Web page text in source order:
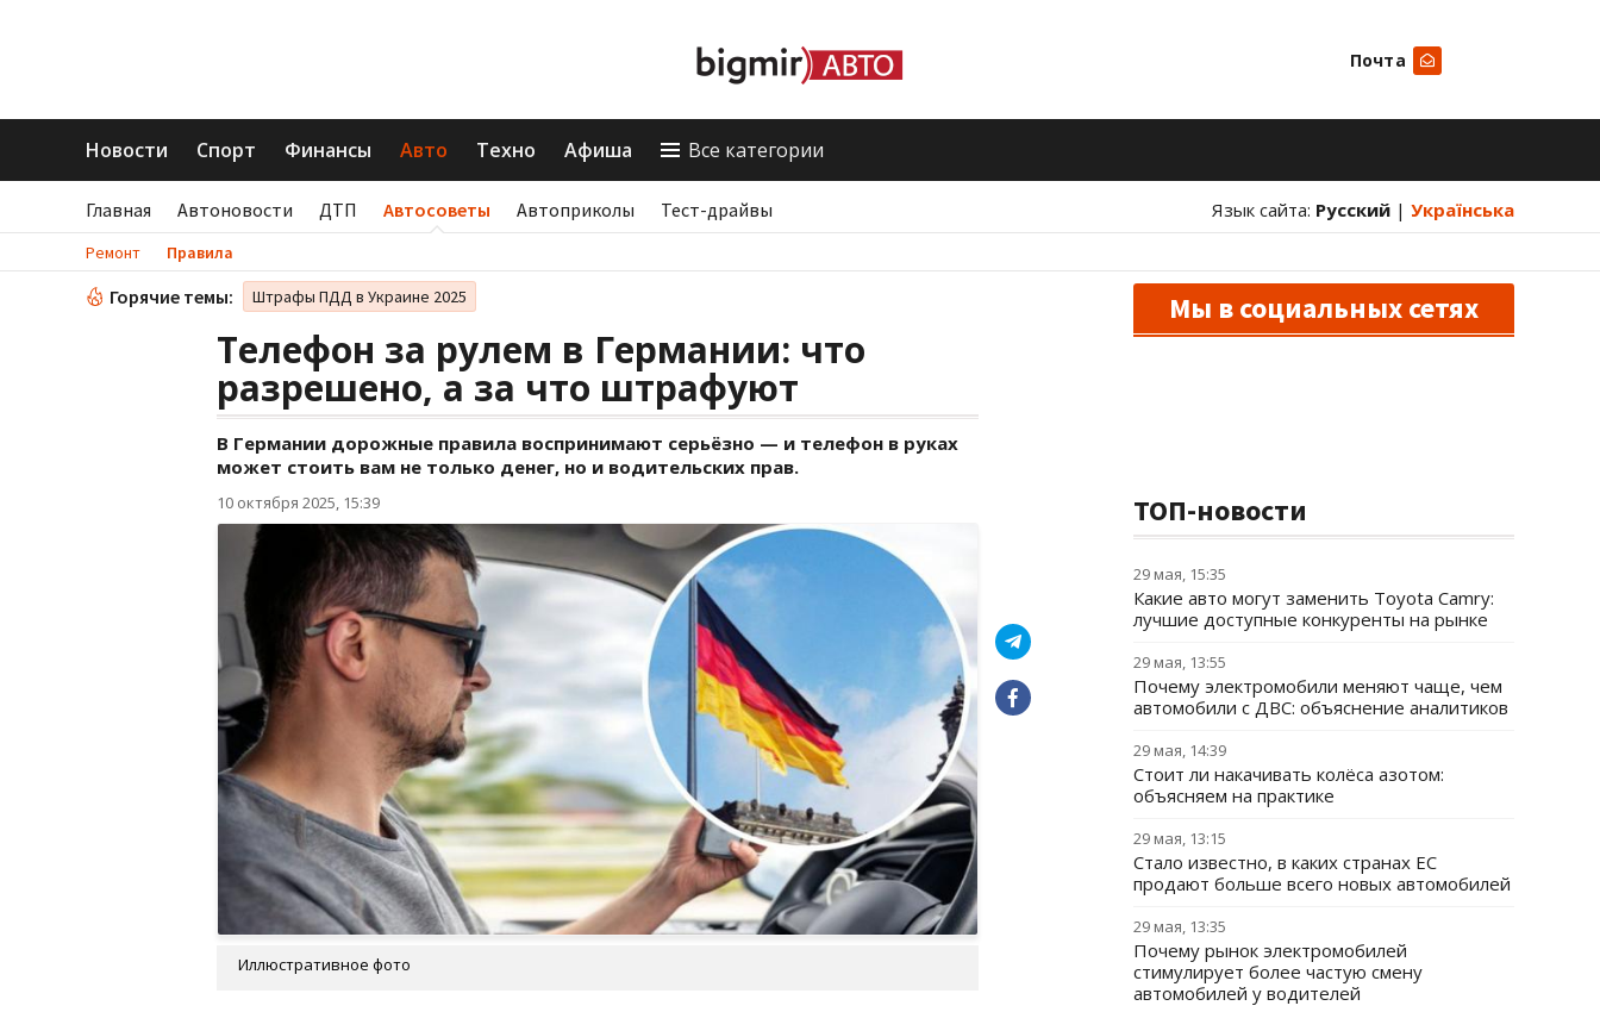
Почта
Новости Спорт Финансы Авто Техно Афиша Все категории
Главная Автоновости ДТП Автосоветы Автоприколы Тест-драйвы Язык сайта: Русский | Українська
Ремонт Правила
Горячие темы: Штрафы ПДД в Украине 2025
Телефон за рулем в Германии: что
разрешено, а за что штрафуют
В Германии дорожные правила воспринимают серьёзно — и телефон в руках
может стоить вам не только денег, но и водительских прав.
10 октября 2025, 15:39
Иллюстративное фото
Мы в социальных сетях
ТОП-новости
29 мая, 15:35
Какие авто могут заменить Toyota Camry:
лучшие доступные конкуренты на рынке
29 мая, 13:55
Почему электромобили меняют чаще, чем
автомобили с ДВС: объяснение аналитиков
29 мая, 14:39
Стоит ли накачивать колёса азотом:
объясняем на практике
29 мая, 13:15
Стало известно, в каких странах ЕС
продают больше всего новых автомобилей
29 мая, 13:35
Почему рынок электромобилей
стимулирует более частую смену
автомобилей у водителей